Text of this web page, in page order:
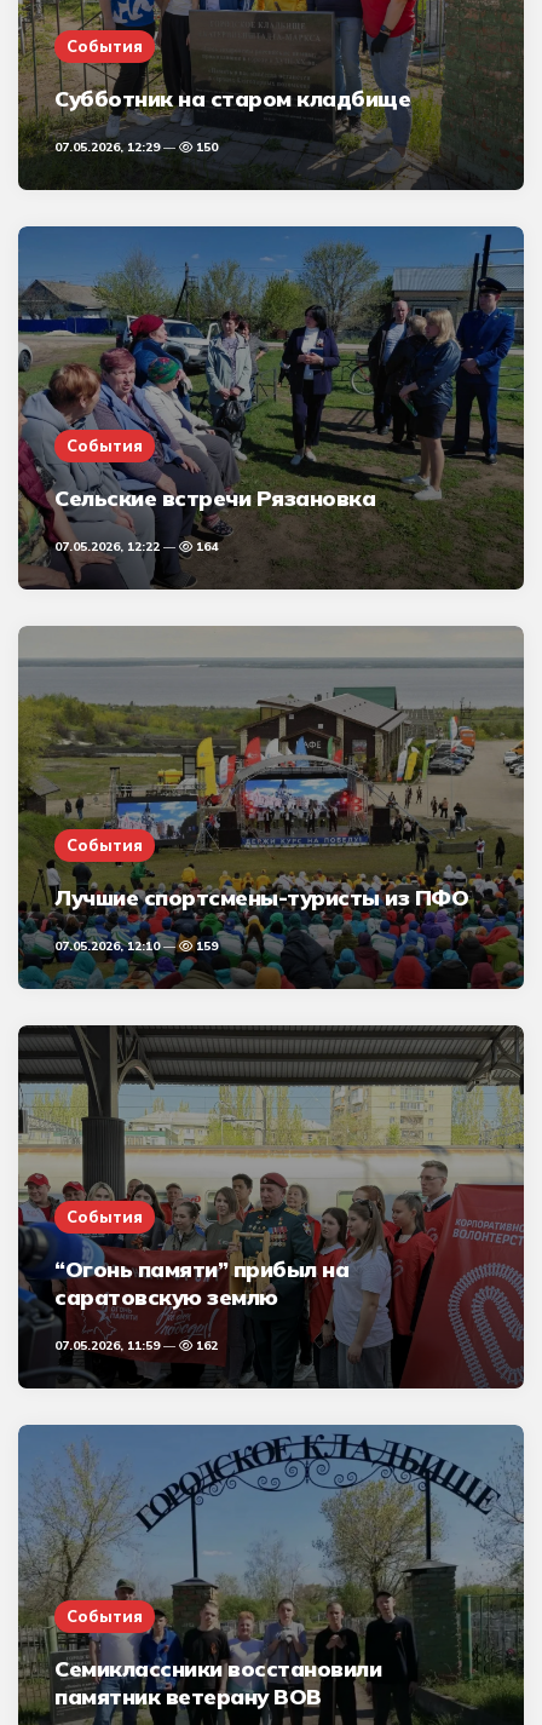
События
Субботник на старом кладбище
07.05.2026, 12:29 150
События
Сельские встречи Рязановка
07.05.2026, 12:22 164
События
Лучшие спортсмены-туристы из ПФО
07.05.2026, 12:10 159
События
“Огонь памяти” прибыл на
саратовскую землю
07.05.2026, 11:59 162
События
Семиклассники восстановили
памятник ветерану ВОВ